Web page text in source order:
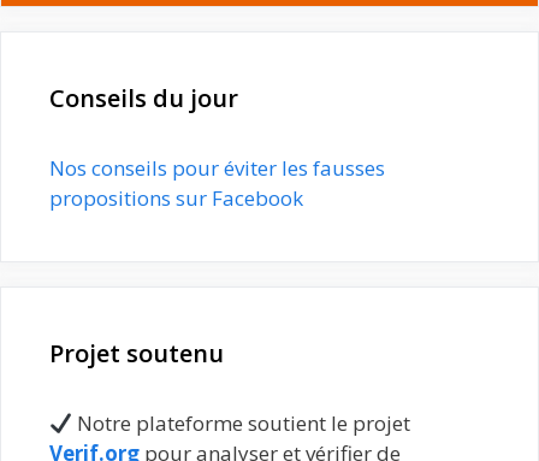
Conseils du jour
Nos conseils pour éviter les fausses
propositions sur Facebook
Projet soutenu
Notre plateforme soutient le projet
Verif.org pour analyser et vérifier de